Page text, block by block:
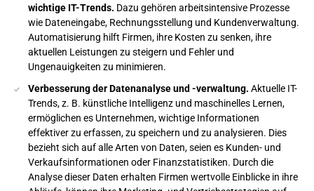
wichtige IT-Trends. Dazu gehören arbeitsintensive Prozesse
wie Dateneingabe, Rechnungsstellung und Kundenverwaltung.
Automatisierung hilft Firmen, ihre Kosten zu senken, ihre
aktuellen Leistungen zu steigern und Fehler und
Ungenauigkeiten zu minimieren.
Verbesserung der Datenanalyse und -verwaltung. Aktuelle IT-
Trends, z. B. künstliche Intelligenz und maschinelles Lernen,
ermöglichen es Unternehmen, wichtige Informationen
effektiver zu erfassen, zu speichern und zu analysieren. Dies
bezieht sich auf alle Arten von Daten, seien es Kunden- und
Verkaufsinformationen oder Finanzstatistiken. Durch die
Analyse dieser Daten erhalten Firmen wertvolle Einblicke in ihre